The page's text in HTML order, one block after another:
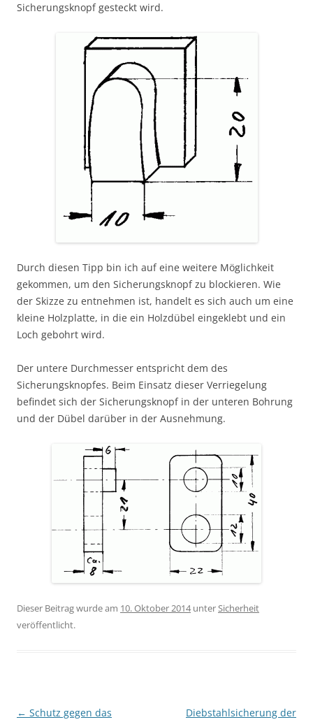
Sicherungsknopf gesteckt wird.
Durch diesen Tipp bin ich auf eine weitere Möglichkeit
gekommen, um den Sicherungsknopf zu blockieren. Wie
der Skizze zu entnehmen ist, handelt es sich auch um eine
kleine Holzplatte, in die ein Holzdübel eingeklebt und ein
Loch gebohrt wird.
Der untere Durchmesser entspricht dem des
Sicherungsknopfes. Beim Einsatz dieser Verriegelung
befindet sich der Sicherungsknopf in der unteren Bohrung
und der Dübel darüber in der Ausnehmung.
Dieser Beitrag wurde am 10. Oktober 2014unterSicherheit
veröffentlicht.
Beitragsnavigation
← Schutz gegen das
Diebstahlsicherung der